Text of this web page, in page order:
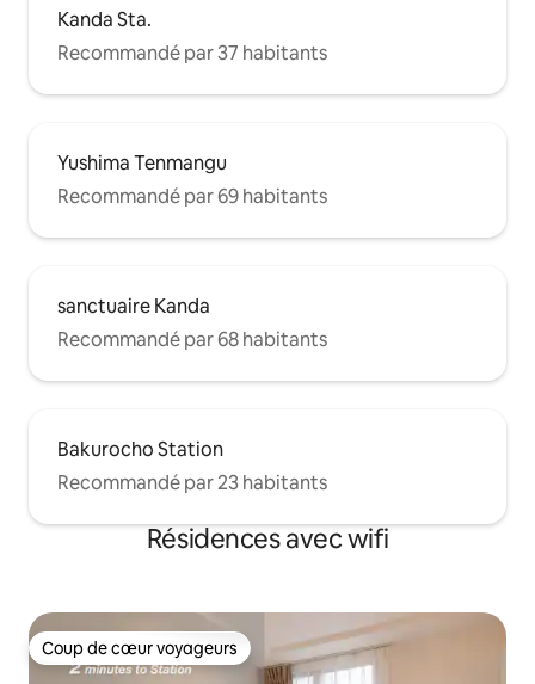
Kanda Sta.
Recommandé par 37 habitants
Yushima Tenmangu
Recommandé par 69 habitants
sanctuaire Kanda
Recommandé par 68 habitants
Bakurocho Station
Recommandé par 23 habitants
Résidences avec wifi
Coup de cœur voyageurs
Coup de cœur voyageurs